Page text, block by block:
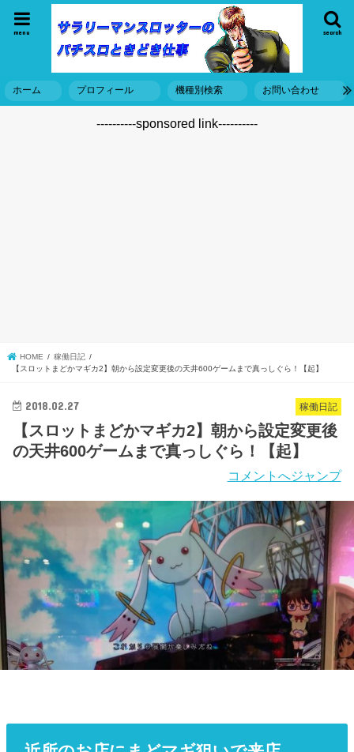
search
menu
ホーム プロフィール 機種別検索 お問い合わせ
----------sponsored link----------
HOME
稼働日記
【スロットまどかマギカ2】朝から設定変更後の天井600ゲームまで真っしぐら！【起】
稼働日記
2018.02.27
【スロットまどかマギカ2】朝から設定変更後
の天井600ゲームまで真っしぐら！【起】
コメントへジャンプ